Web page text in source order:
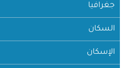
جغرافيا
السكان
الإسكان